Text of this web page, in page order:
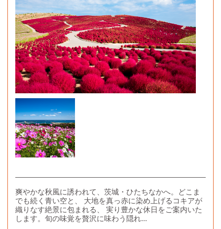
爽やかな秋風に誘われて、茨城・ひたちなかへ。どこま
でも続く青い空と、 大地を真っ赤に染め上げるコキアが
織りなす絶景に包まれる、 実り豊かな休日をご案内いた
します。旬の味覚を贅沢に味わう隠れ...